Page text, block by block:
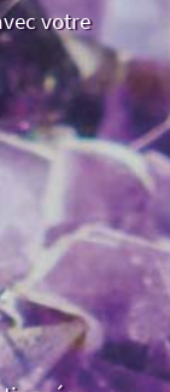
votre